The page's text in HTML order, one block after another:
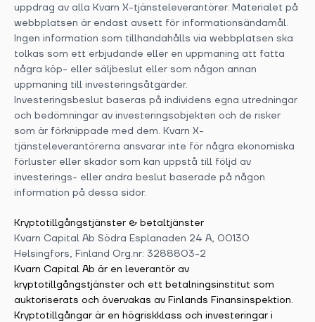
uppdrag av alla Kvarn X-tjänsteleverantörer. Materialet på
webbplatsen är endast avsett för informationsändamål.
Ingen information som tillhandahålls via webbplatsen ska
tolkas som ett erbjudande eller en uppmaning att fatta
några köp- eller säljbeslut eller som någon annan
uppmaning till investeringsåtgärder.
Investeringsbeslut baseras på individens egna utredningar
och bedömningar av investeringsobjekten och de risker
som är förknippade med dem. Kvarn X-
tjänsteleverantörerna ansvarar inte för några ekonomiska
förluster eller skador som kan uppstå till följd av
investerings- eller andra beslut baserade på någon
information på dessa sidor.
Kryptotillgångstjänster & betaltjänster
Kvarn Capital Ab Södra Esplanaden 24 A, 00130
Helsingfors, Finland Org.nr: 3288803-2
Kvarn Capital Ab är en leverantör av
kryptotillgångstjänster och ett betalningsinstitut som
auktoriserats och övervakas av Finlands Finansinspektion.
Kryptotillgångar är en högriskklass och investeringar i